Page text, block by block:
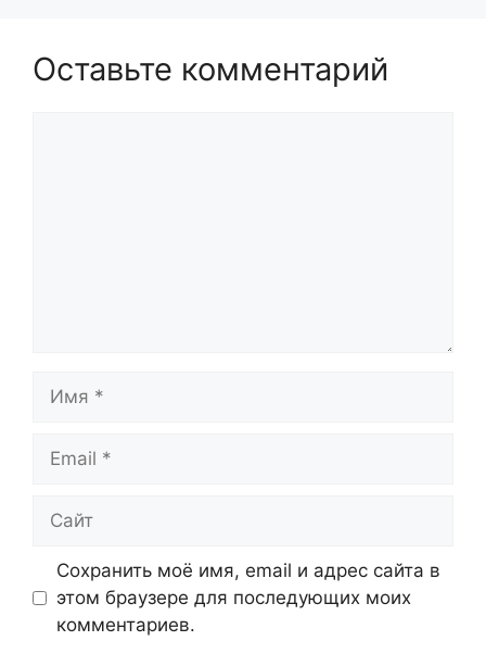
Оставьте комментарий
Имя
Email
Сайт
Сохранить моё имя, email и адрес сайта в
этом браузере для последующих моих
комментариев.